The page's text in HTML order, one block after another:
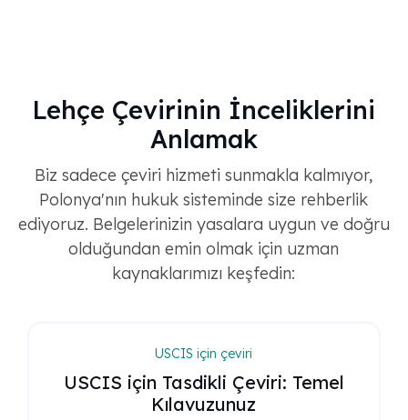
Lehçe Çevirinin İnceliklerini
Anlamak
Biz sadece çeviri hizmeti sunmakla kalmıyor,
Polonya'nın hukuk sisteminde size rehberlik
ediyoruz. Belgelerinizin yasalara uygun ve doğru
olduğundan emin olmak için uzman
kaynaklarımızı keşfedin:
USCIS için çeviri
USCIS için Tasdikli Çeviri: Temel
Kılavuzunuz